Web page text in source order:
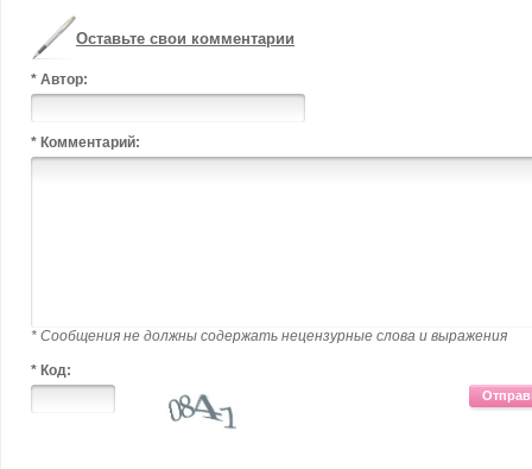
Оставьте свои комментарии
* Автор:
* Комментарий:
* Сообщения не должны содержать нецензурные слова и выражения
* Код: